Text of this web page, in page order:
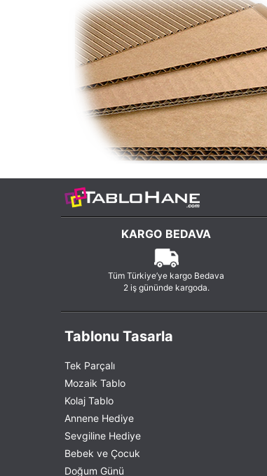
KARGO BEDAVA
Tüm Türkiye’ye kargo Bedava
2 iş gününde kargoda.
Tablonu Tasarla
Tek Parçalı
Mozaik Tablo
Kolaj Tablo
Annene Hediye
Sevgiline Hediye
Bebek ve Çocuk
Doğum Günü